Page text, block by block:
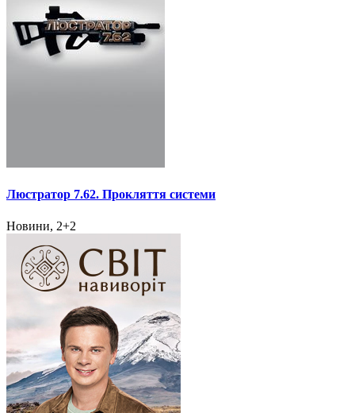
Люстратор 7.62. Прокляття системи
Новини, 2+2